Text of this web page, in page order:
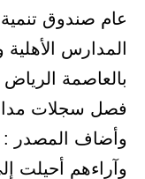
عام صندوق تنمية
المدارس
بالعاصمة
فصل سجلات
وأضاف المصدر
وآراءهم أحيلت